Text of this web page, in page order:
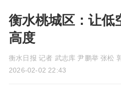
衡水桃城区：让低
高度
衡水日报 记者 武志库 尹鹏举 张松
2026-02-02 22:43